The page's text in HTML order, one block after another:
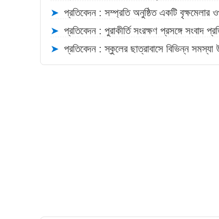
➤ প্রতিবেদন : সম্প্রতি অনুষ্ঠিত একটি বৃক্ষমেলার
➤ প্রতিবেদন : পুরাকীর্তি সংরক্ষণ প্রসঙ্গে সংবাদ
➤ প্রতিবেদন : স্কুলের ছাত্রাবাসে বিভিন্ন